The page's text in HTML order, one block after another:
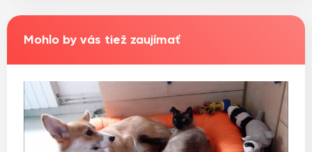
Mohlo by vás tiež zaujímať